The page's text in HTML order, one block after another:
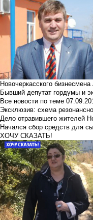
Новочеркасского
Бывший депутат гордумы и
Все новости по теме
Эксклюзив: схема
Дело отравившего жителей
Начался сбор средств для
ХОЧУ СКАЗАТЬ!